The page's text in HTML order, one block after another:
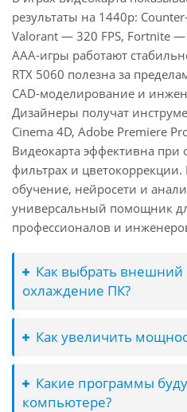
результаты на 1440p:
Valorant — 320 FPS, Fortnite —
AAA-игры работают
RTX 5060 полезна за
CAD-моделирование и
Дизайнеры получат
Cinema 4D, Adobe Premiere
Видеокарта эффективна при
фильтрах и
обучение, нейросети и
универсальный помощник
профессионалов и
Как выбрать внешний
охлаждение ПК?
Как увеличить
Какие программы
компьютере?